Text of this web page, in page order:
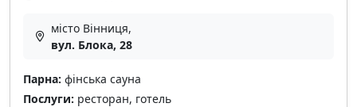
місто Вінниця,
вул. Блока, 28
Парна: фінська сауна
Послуги: ресторан, готель